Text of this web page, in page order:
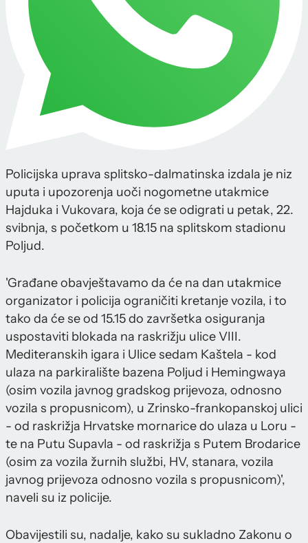
Policijska uprava splitsko-dalmatinska izdala je niz
uputa i upozorenja uoči nogometne utakmice
Hajduka i Vukovara, koja će se odigrati u petak, 22.
svibnja, s početkom u 18.15 na splitskom stadionu
Poljud.
'Građane obavještavamo da će na dan utakmice
organizator i policija ograničiti kretanje vozila, i to
tako da će se od 15.15 do završetka osiguranja
uspostaviti blokada na raskrižju ulice VIII.
Mediteranskih igara i Ulice sedam Kaštela - kod
ulaza na parkiralište bazena Poljud i Hemingwaya
(osim vozila javnog gradskog prijevoza, odnosno
vozila s propusnicom), u Zrinsko-frankopanskoj ulici
- od raskrižja Hrvatske mornarice do ulaza u Loru -
te na Putu Supavla - od raskrižja s Putem Brodarice
(osim za vozila žurnih službi, HV, stanara, vozila
javnog prijevoza odnosno vozila s propusnicom)',
naveli su iz policije.
Obavijestili su, nadalje, kako su sukladno Zakonu o